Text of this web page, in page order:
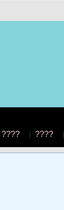
???? | ???? |